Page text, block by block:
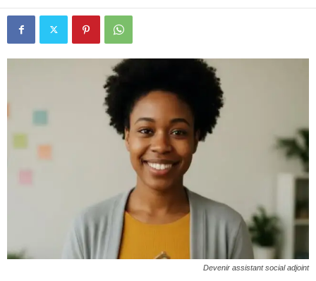
Devenir assistant social adjoint